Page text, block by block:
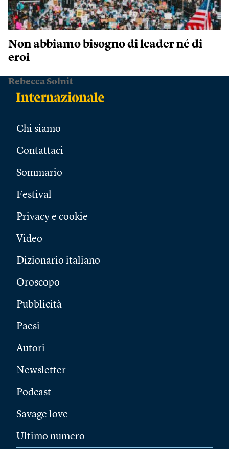
Non abbiamo bisogno di leader né di
eroi
Rebecca Solnit
Chi siamo
Contattaci
Sommario
Festival
Privacy e cookie
Video
Dizionario italiano
Oroscopo
Pubblicità
Paesi
Autori
Newsletter
Podcast
Savage love
Ultimo numero